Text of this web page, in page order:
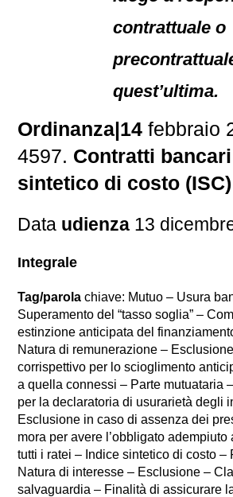
contrattuale o
quest’ultima.
Ordinanza|14 febbraio
4597. Contratti
sintetico di costo (ISC)
Data udienza 13
Integrale
Tag/parola chiave: Mutuo – Usura
Superamento del “tasso soglia” –
estinzione anticipata del
Natura di remunerazione –
corrispettivo per lo scioglimento
a quella connessi – Parte mutuataria
per la declaratoria di usurarietà degli
Esclusione in caso di assenza dei
mora per avere l’obbligato adempiuto
tutti i ratei – Indice sintetico di costo –
Natura di interesse – Esclusione –
salvaguardia – Finalità di assicurare